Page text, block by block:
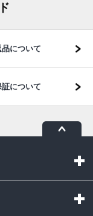
について
について